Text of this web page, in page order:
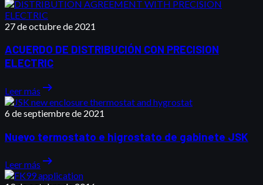
27 de octubre de 2021
ACUERDO DE DISTRIBUCIÓN CON PRECISION
ELECTRIC
Leer más arrow_right_alt
6 de septiembre de 2021
Nuevo termostato e higrostato de gabinete JSK
Leer más arrow_right_alt